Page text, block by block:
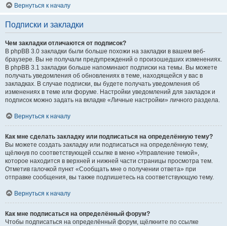
Вернуться к началу
Подписки и закладки
Чем закладки отличаются от подписок?
В phpBB 3.0 закладки были больше похожи на закладки в вашем веб-
браузере. Вы не получали предупреждений о произошедших изменениях.
В phpBB 3.1 закладки больше напоминают подписки на темы. Вы можете
получать уведомления об обновлениях в теме, находящейся у вас в
закладках. В случае подписки, вы будете получать уведомления об
изменениях в теме или форуме. Настройки уведомлений для закладок и
подписок можно задать на вкладке «Личные настройки» личного раздела.
Вернуться к началу
Как мне сделать закладку или подписаться на определённую тему?
Вы можете создать закладку или подписаться на определённую тему,
щёлкнув по соответствующей ссылке в меню «Управление темой»,
которое находится в верхней и нижней части страницы просмотра тем.
Отметив галочкой пункт «Сообщать мне о получении ответа» при
отправке сообщения, вы также подпишетесь на соответствующую тему.
Вернуться к началу
Как мне подписаться на определённый форум?
Чтобы подписаться на определённый форум, щёлкните по ссылке